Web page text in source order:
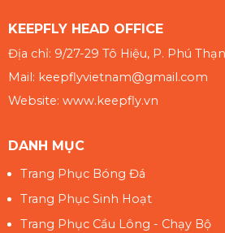
KEEPFLY HEAD OFFICE
Địa chỉ: 9/27-29 Tô Hiệu, P. Phú
Mail: keepflyvietnam@gmail.com
Website: www.keepfly.vn
DANH MỤC
Trang Phục Bóng Đá
Trang Phục Sinh Hoạt
Trang Phục Cầu Lông - Chạy Bộ